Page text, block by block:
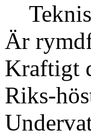
Är
Kraftigt
Riks-